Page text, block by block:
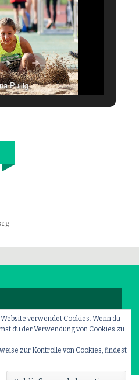
Pullig
verwendet Cookies. Wenn du
du der Verwendung von Cookies zu.
zur Kontrolle von Cookies, findest